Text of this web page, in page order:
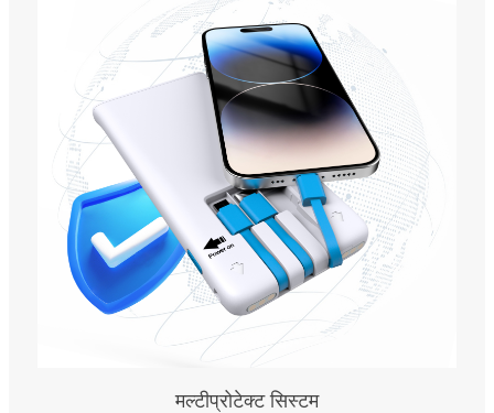
मल्टीप्रोटेक्ट सिस्टम